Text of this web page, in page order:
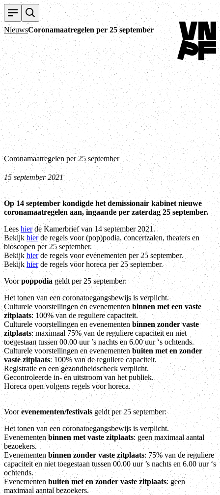
NieuwsCoronamaatregelen per 25 september
Terug naar
Coronamaatregelen per 25 september
15 september 2021
Op 14 september kondigde het demissionair kabinet nieuwe
coronamaatregelen aan, ingaande per zaterdag 25 september.
Lees hierde Kamerbrief van 14 september 2021.
Bekijkhierde regels voor (pop)podia, concertzalen, theaters en
bioscopen per 25 september.
Bekijkhierde regels voor evenementen per 25 september.
Bekijk hierde regels voor horeca per 25 september.
Voorpoppodia geldt per 25 september:
Het tonen van een coronatoegangsbewijs is verplicht.
Culturele voorstellingen en evenementen binnen met een vaste
zitplaats: 100% van de reguliere capaciteit.
Culturele voorstellingen en evenementen binnen zonder vaste
zitplaats: maximaal 75% van de reguliere capaciteit en niet
toegestaan tussen 00.00 uur ’s nachts en 6.00 uur ‘s ochtends.
Culturele voorstellingen en evenementen buiten met en zonder
vaste zitplaats: 100% van de reguliere capaciteit.
Registratie en een gezondheidscheck verplicht.
Gecontroleerde in- en uitstroom van het publiek.
Horeca open volgens regels voor horeca.
Voorevenementen/festivals geldt per 25 september:
Het tonen van een coronatoegangsbewijs is verplicht.
Evenementenbinnen met vaste zitplaats: geen maximaal aantal
bezoekers.
Evenementenbinnen zonder vaste zitplaats: 75% van de reguliere
capaciteit en niet toegestaan tussen 00.00 uur ’s nachts en 6.00 uur ‘s
ochtends.
Evenementenbuiten met en zonder vaste zitplaats: geen
maximaal aantal bezoekers.